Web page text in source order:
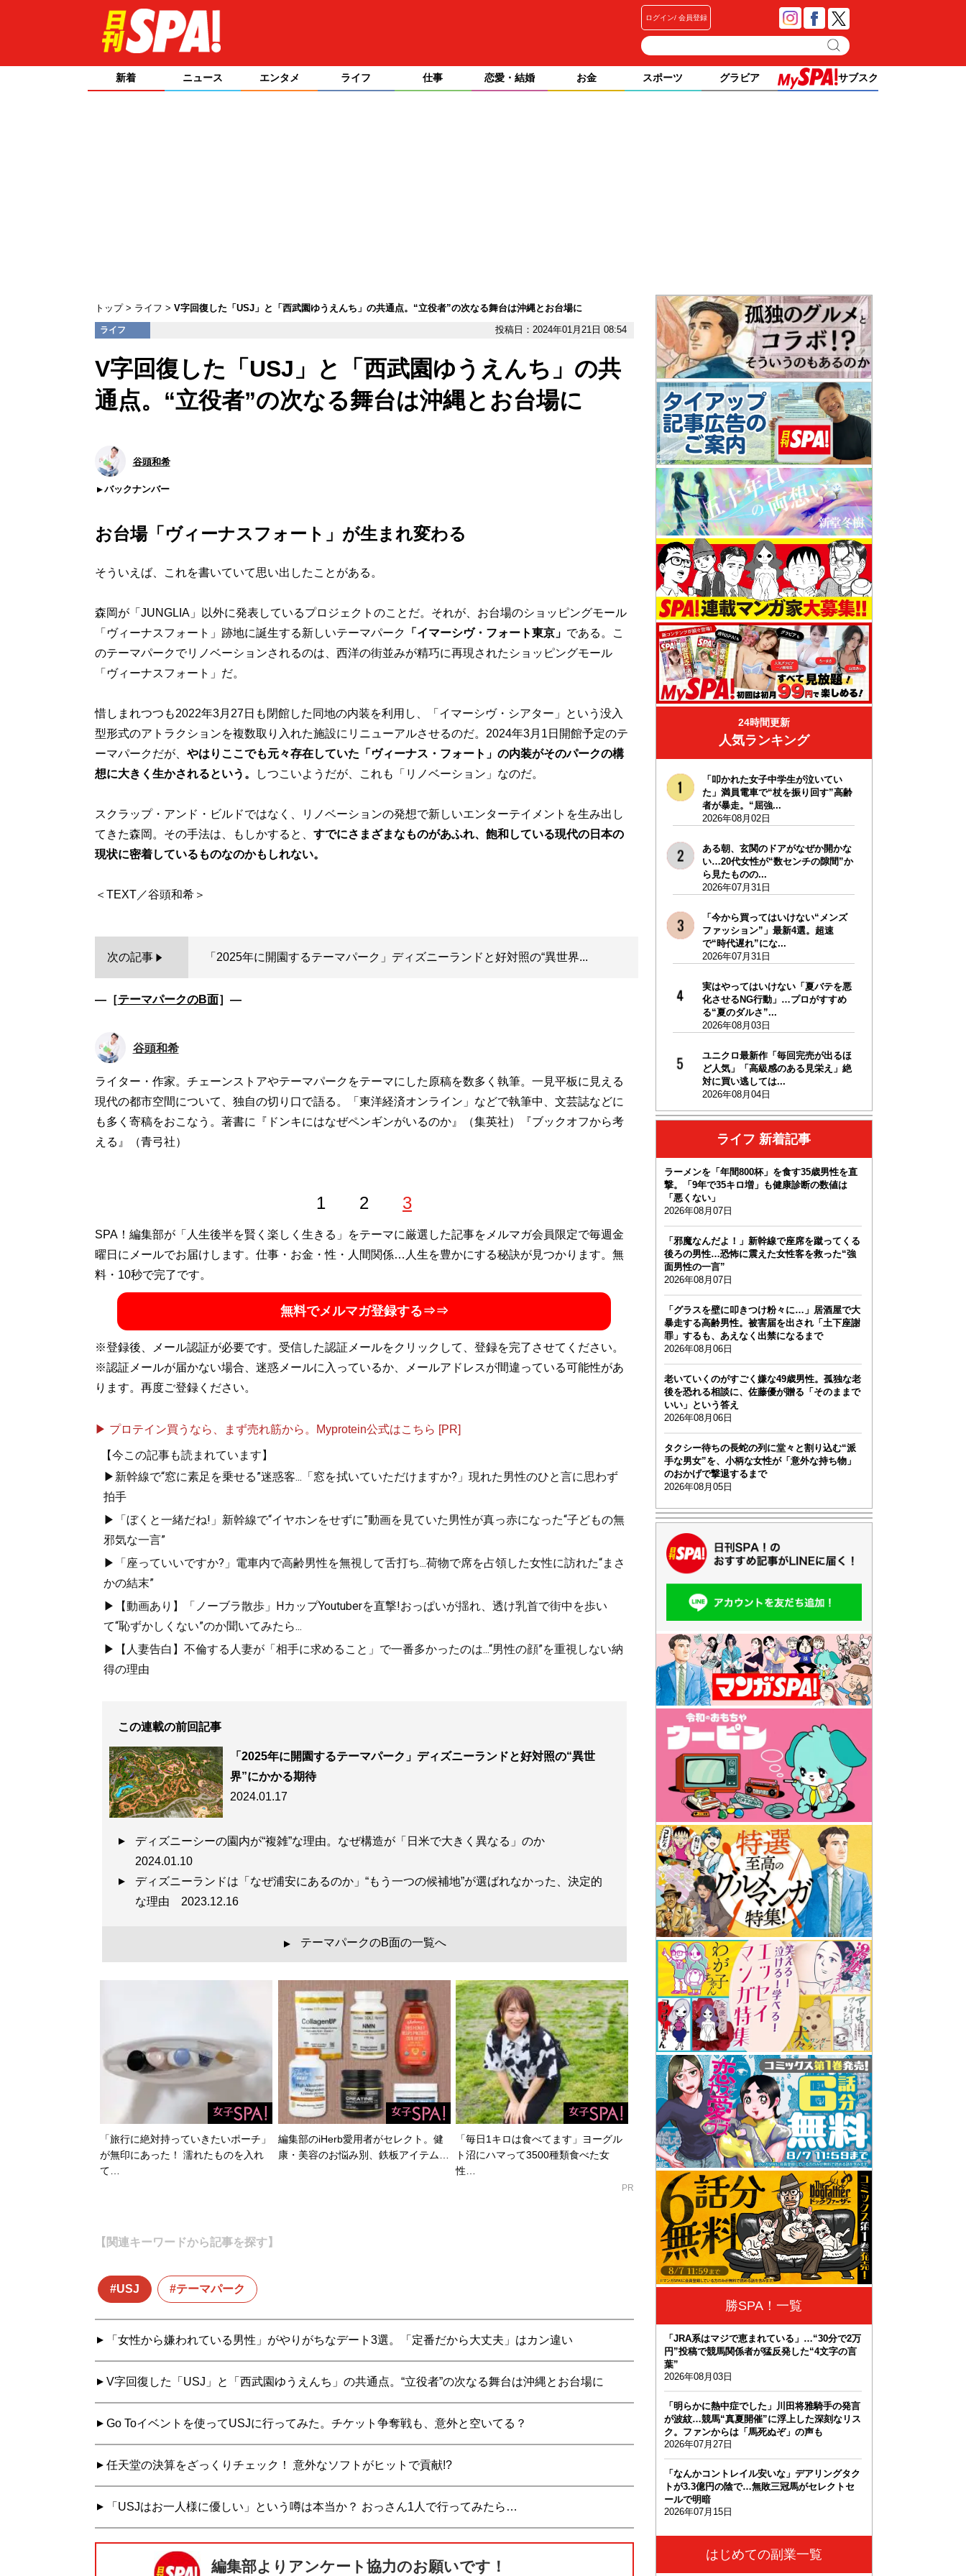
ログイン 会員登録
新着 ニュース エンタメ ライフ 仕事 恋愛・結婚 お金 スポーツ グラビア サブスク
トップ ライフ V字回復した「USJ」と「西武園ゆうえんち」の共通点。“立役者”の次なる舞台は沖縄とお台場に
ライフ 投稿日：2024年01月21日 08:54
V字回復した「USJ」と「西武園ゆうえんち」の共
通点。“立役者”の次なる舞台は沖縄とお台場に
谷頭和希
バックナンバー
お台場「ヴィーナスフォート」が生まれ変わる
そういえば、これを書いていて思い出したことがある。
森岡が「JUNGLIA」以外に発表しているプロジェクトのことだ。それが、お台場のショッピングモール
「ヴィーナスフォート」跡地に誕生する新しいテーマパーク 「イマーシヴ・フォート東京」 である。こ
のテーマパークでリノベーションされるのは、西洋の街並みが精巧に再現されたショッピングモール
「ヴィーナスフォート」だ。
惜しまれつつも2022年3月27日も閉館した同地の内装を利用し、「イマーシヴ・シアター」という没入
型形式のアトラクションを複数取り入れた施設にリニューアルさせるのだ。2024年3月1日開館予定のテ
ーマパークだが、 やはりここでも元々存在していた「ヴィーナス・フォート」の内装がそのパークの構
想に大きく生かされるという。
しつこいようだが、これも「リノベーション」なのだ。
スクラップ・アンド・ビルドではなく、リノベーションの発想で新しいエンターテイメントを生み出し
てきた森岡。その手法は、もしかすると、 すでにさまざまなものがあふれ、飽和している現代の日本の
現状に密着しているものなのかもしれない。
次の記事 「2025年に開園するテーマパーク」ディズニーランドと好対照の“異世界...
―［テーマパークのB面］―
谷頭和希
ライター・作家。チェーンストアやテーマパークをテーマにした原稿を数多く執筆。一見平板に見える
現代の都市空間について、独自の切り口で語る。「東洋経済オンライン」などで執筆中、文芸誌などに
も多く寄稿をおこなう。著書に『ドンキにはなぜペンギンがいるのか』（集英社）『ブックオフから考
える』（青弓社）
1 2 3
SPA！編集部が「人生後半を賢く楽しく生きる」をテーマに厳選した記事をメルマガ会員限定で毎週金
曜日にメールでお届けします。仕事・お金・性・人間関係…人生を豊かにする秘訣が見つかります。無
料・10秒で完了です。
無料でメルマガ登録する⇒⇒
※登録後、メール認証が必要です。受信した認証メールをクリックして、登録を完了させてください。
※認証メールが届かない場合、迷惑メールに入っているか、メールアドレスが間違っている可能性があ
ります。再度ご登録ください。
▶ プロテイン買うなら、まず売れ筋から。Myprotein公式はこちら [PR]
【今この記事も読まれています】
▶新幹線で“窓に素足を乗せる”迷惑客...「窓を拭いていただけますか?」現れた男性のひと言に思わず
拍手
▶「ぼくと一緒だね!」新幹線で“イヤホンをせずに”動画を見ていた男性が真っ赤になった“子どもの無
邪気な一言”
▶「座っていいですか?」電車内で高齢男性を無視して舌打ち...荷物で席を占領した女性に訪れた“まさ
かの結末”
▶【動画あり】「ノーブラ散歩」HカップYoutuberを直撃!おっぱいが揺れ、透け乳首で街中を歩い
て“恥ずかしくない”のか聞いてみたら...
▶【人妻告白】不倫する人妻が「相手に求めること」で一番多かったのは...“男性の顔”を重視しない納
得の理由
この連載の前回記事
「2025年に開園するテーマパーク」ディズニーランドと好対照の“異世
界”にかかる期待
2024.01.17
ディズニーシーの園内が“複雑”な理由。なぜ構造が「日米で大きく異なる」のか
2024.01.10
ディズニーランドは「なぜ浦安にあるのか」“もう一つの候補地”が選ばれなかった、決定的
な理由 2023.12.16
▲ テーマパークのB面の一覧へ
「旅行に絶対持っていきたいポーチ」
が無印にあった！ 濡れたものを入れ
て…
編集部のiHerb愛用者がセレクト。健
康・美容のお悩み別、鉄板アイテム…
「毎日1キロは食べてます」ヨーグル
ト沼にハマって3500種類食べた女
性…
PR
【関連キーワードから記事を探す】
USJ テーマパーク
「女性から嫌われている男性」がやりがちなデート3選。「定番だから大丈夫」はカン違い
V字回復した「USJ」と「西武園ゆうえんち」の共通点。“立役者”の次なる舞台は沖縄とお台場に
Go Toイベントを使ってUSJに行ってみた。チケット争奪戦も、意外と空いてる？
任天堂の決算をざっくりチェック！ 意外なソフトがヒットで貢献!?
「USJはお一人様に優しい」という噂は本当か？ おっさん1人で行ってみたら…
24時間更新
人気ランキング
「叩かれた女子中学生が泣いてい
た」満員電車で“杖を振り回す”高齢
者が暴走。“屈強...
2026年08月02日
ある朝、玄関のドアがなぜか開かな
い…20代女性が“数センチの隙間”か
ら見たものの...
2026年07月31日
「今から買ってはいけない“メンズ
ファッション”」最新4選。超速
で“時代遅れ”にな...
2026年07月31日
実はやってはいけない「夏バテを悪
化させるNG行動」…プロがすすめ
る“夏のダルさ”...
2026年08月03日
ユニクロ最新作「毎回完売が出るほ
ど人気」「高級感のある見栄え」絶
対に買い逃しては...
2026年08月04日
ライフ 新着記事
ラーメンを「年間800杯」を食す35歳男性を直
撃。「9年で35キロ増」も健康診断の数値は
「悪くない」
2026年08月07日
「邪魔なんだよ！」新幹線で座席を蹴ってくる
後ろの男性…恐怖に震えた女性客を救った“強
面男性の一言”
2026年08月07日
「グラスを壁に叩きつけ粉々に…」居酒屋で大
暴走する高齢男性。被害届を出され「土下座謝
罪」するも、あえなく出禁になるまで
2026年08月06日
老いていくのがすごく嫌な49歳男性。孤独な老
後を恐れる相談に、佐藤優が贈る「そのままで
いい」という答え
2026年08月06日
タクシー待ちの長蛇の列に堂々と割り込む“派
手な男女”を、小柄な女性が「意外な持ち物」
のおかげで撃退するまで
2026年08月05日
勝SPA！一覧
「JRA系はマジで恵まれている」…“30分で2万
円”投稿で競馬関係者が猛反発した“4文字の言
葉”
2026年08月03日
「明らかに熱中症でした」川田将雅騎手の発言
が波紋…競馬“真夏開催”に浮上した深刻なリス
ク。ファンからは「馬死ぬぞ」の声も
2026年07月27日
「なんかコントレイル安いな」デアリングタク
トが3.3億円の陰で…無敗三冠馬がセレクトセ
ールで明暗
2026年07月15日
はじめての副業一覧